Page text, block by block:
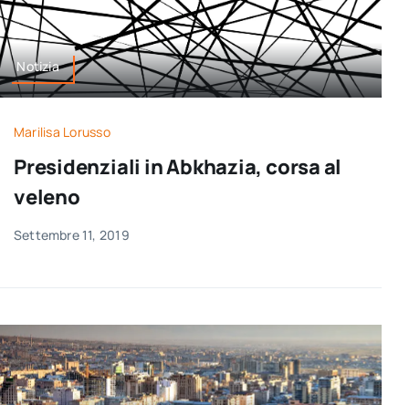
Notizia
Marilisa Lorusso
Presidenziali in Abkhazia, corsa al
veleno
Settembre 11, 2019